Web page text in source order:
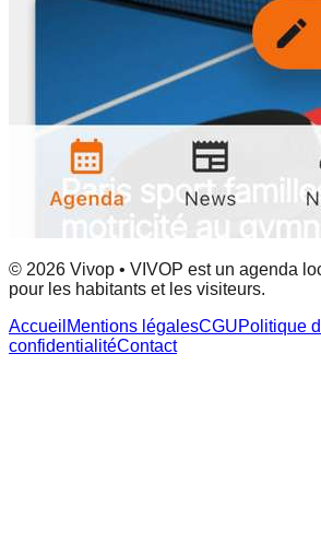
© 2026 Vivop • VIVOP est un agenda
pour les habitants et les visiteurs.
Accueil Mentions légalesCGUPolitique
confidentialitéContact